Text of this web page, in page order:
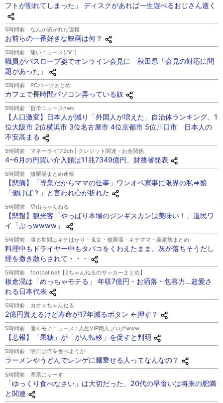
フトが割れてしまった」 ディスクがあれば一生遊べるおじさん逝く
5時間前 なんか憑かれた速報
お前らの一番好きな映画は何？
5時間前 痛いニュース(ﾉ∀`)
職員がバスローブ姿でオンライン会見に 秋田県「会見の対応に問
題があった」
5時間前 PCパーツまとめ
カフェで長時間パソコン弄っている奴
5時間前 哲学ニュースnwk
【人口激変】日本人が減り「外国人が増えた」自治体ランキング、1
位大阪市 2位横浜市 3位名古屋市 4位京都市 5位川口市 日本人の
不安高まる
5時間前 マネーライフ2ch | クレジット関連・お金関係
4~6月の円買い介入額は11兆7349億円、財務省発表
5時間前 修羅場まとめ速報
【悲痛】「専業だからママの仕事」ワンオペ家事に限界の私⇒娘
「働けば？」と言われ心が折れた
5時間前 登山ちゃんねる
【悲報】観光客「やっぱり本場のジンギスカンは美味い！」道民ワ
イ「ぷっwwww」
5時間前 渡る世間はキチばかり - 鬼女・修羅場・キチママ・義家族まとめ-
料理中もドライヤー中もタバコをくわえたまま。灰が落ちそうだし
煙を撒き散らされて・・・
5時間前 footballnet【2ちゃんねるのサッカーまとめ】
板倉滉は「めっちゃモテる」 年収7億円・お洒落・包容力…超愛さ
れる日本代表
5時間前 カオスちゃんねる
2億円貰えるけど寿命が17年減るボタン ←押す？
5時間前 働くモノニュース : 人生VIP職人ブログwww
【悲報】「果糖」が「がん転移」を促すと判明
5時間前 明日は何を食べようか
ラーメンやうどんでレンゲに麺乗せる人ってなんなの？
5時間前 理系にゅーす
「ゆっくり食べなさい」は大切だった、20代の早食いは将来の肥満
と関連